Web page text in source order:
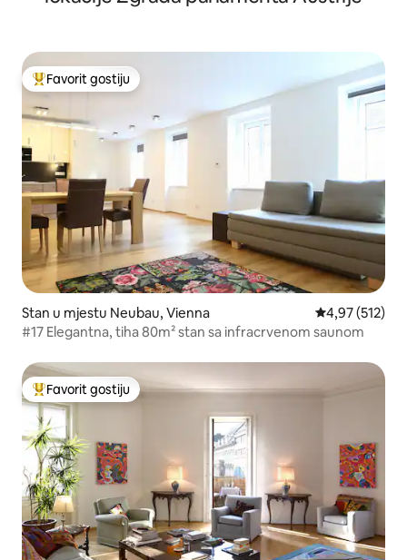
Glavni favorit gostiju
Favorit gostiju
Stan u mjestu Neubau, Vienna prosječna
4,97 (512)
#17 Elegantna, tiha 80m² stan sa infracrvenom saunom
Glavni favorit gostiju
Favorit gostiju